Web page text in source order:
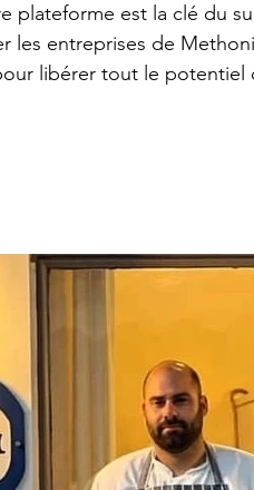
plateforme est la clé du
les entreprises de
libérer tout le potentiel